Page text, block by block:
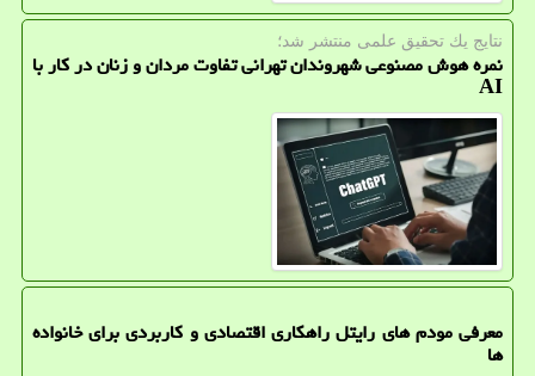
نتایج یك تحقیق علمی منتشر شد؛
نمره هوش مصنوعی شهروندان تهرانی تفاوت مردان و زنان در کار با
AI
معرفی مودم های رایتل راهکاری اقتصادی و کاربردی برای خانواده
ها